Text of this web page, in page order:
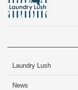
Laundry Lush
News